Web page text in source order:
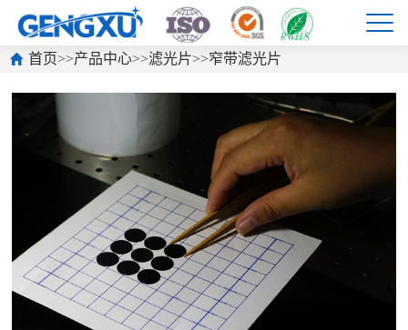
首页>>产品中心>>滤光片>>窄带滤光片